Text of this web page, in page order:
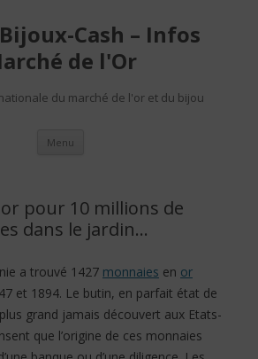
Cash – Infos
de l'Or
du marché de l'or et du bijou
Menu
pour 10 millions de
dans le jardin…
a trouvé 1427 monnaies en or
et 1894. Le butin, en parfait état de
grand jamais découvert aux Etats-
que l’origine de ces monnaies